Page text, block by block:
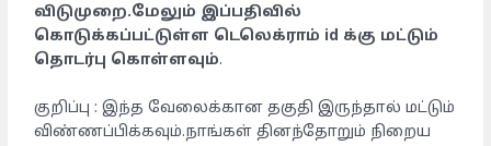
விடுமுறை.மேலும் இப்பதிவில்
கொடுக்கப்பட்டுள்ள டெலெக்ராம் id க்கு மட்டும்
தொடர்பு கொள்ளவும்.
குறிப்பு : இந்த வேலைக்கான தகுதி இருந்தால் மட்டும்
விண்ணப்பிக்கவும்.நாங்கள் தினந்தோறும் நிறைய